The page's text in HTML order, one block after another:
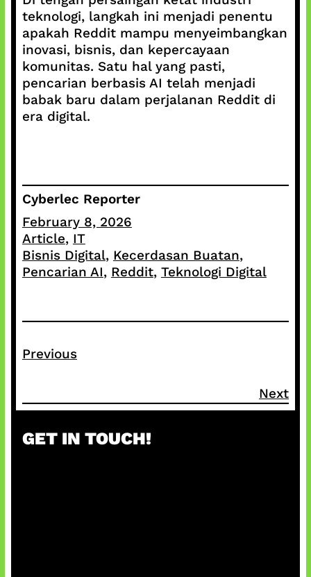
teknologi, langkah ini menjadi penentu
apakah Reddit mampu menyeimbangkan
inovasi, bisnis, dan kepercayaan
komunitas. Satu hal yang pasti,
pencarian berbasis AI telah menjadi
babak baru dalam perjalanan Reddit di
era digital.
Cyberlec Reporter
February 8, 2026
Article, IT
Bisnis Digital, Kecerdasan Buatan ,
Pencarian AI, Reddit, Teknologi Digital
Previous
Next
GET IN TOUCH!